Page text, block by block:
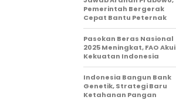
Pemerintah Bergerak
Cepat Bantu Peternak
Pasokan Beras Nasional
2025 Meningkat, FAO Akui
Kekuatan Indonesia
Indonesia Bangun Bank
Genetik, Strategi Baru
Ketahanan Pangan